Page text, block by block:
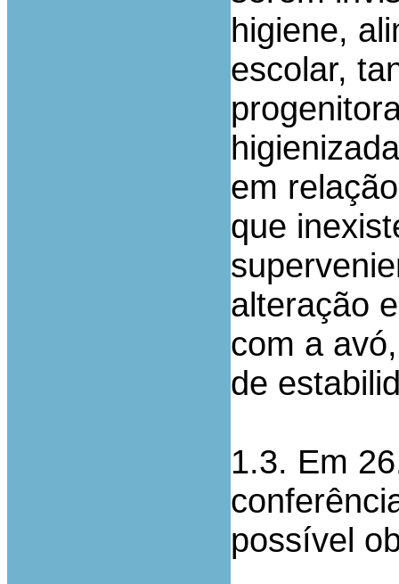
higiene,
escolar,
em
que
alteração
com a
de
1.3. Em
possível